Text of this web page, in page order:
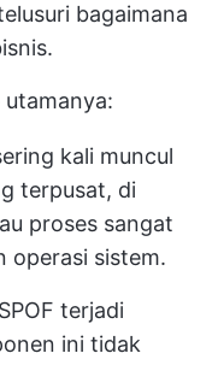
bagaimana
kali muncul
terpusat, di
proses sangat
operasi sistem.
SPOF terjadi
ini tidak